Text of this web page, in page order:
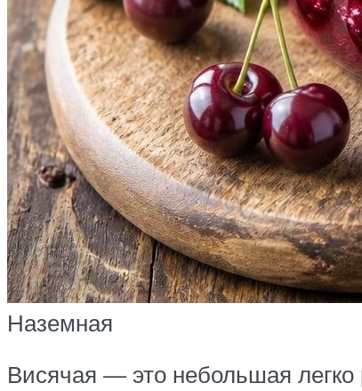
Наземная
Висячая — это небольшая